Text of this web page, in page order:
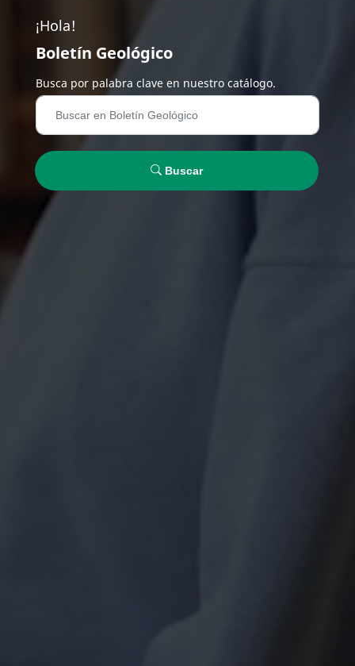
¡Hola!
Boletín Geológico
Busca por palabra clave en nuestro catálogo.
Buscar